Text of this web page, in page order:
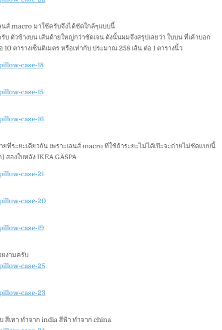
นส์ macro มาใช้ครับจึงได้ชัดใกล้ๆแบบนี้
รับ ตัวข้างบน เส้นด้ายใหญ่กว่าชัดเจน ดังนั้นผมจึงสรุปเลยว่า ใบบน ที่เค้าบอก
10 ตารางเซ็นติเมตร หรือเท่ากับ ประมาณ 258 เส้น ต่อ 1 ตารางนิ้ว
ยที่ระยะเดียวกัน เพราะเลนส์ macro ที่ใช้ถ้าระยะไม่ได้เป๊ะจะถ่ายไม่ชัดแบบนี้
สองใบหลัง IKEA GÄSPA
ยงามครับ
สีเทา ทำจาก india สีฟ้า ทำจาก china